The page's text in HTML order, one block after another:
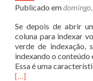
Publicado em
Se depois de abrir
coluna para indexar
verde de indexação,
indexando o conteúdo
Essa é uma
[…]